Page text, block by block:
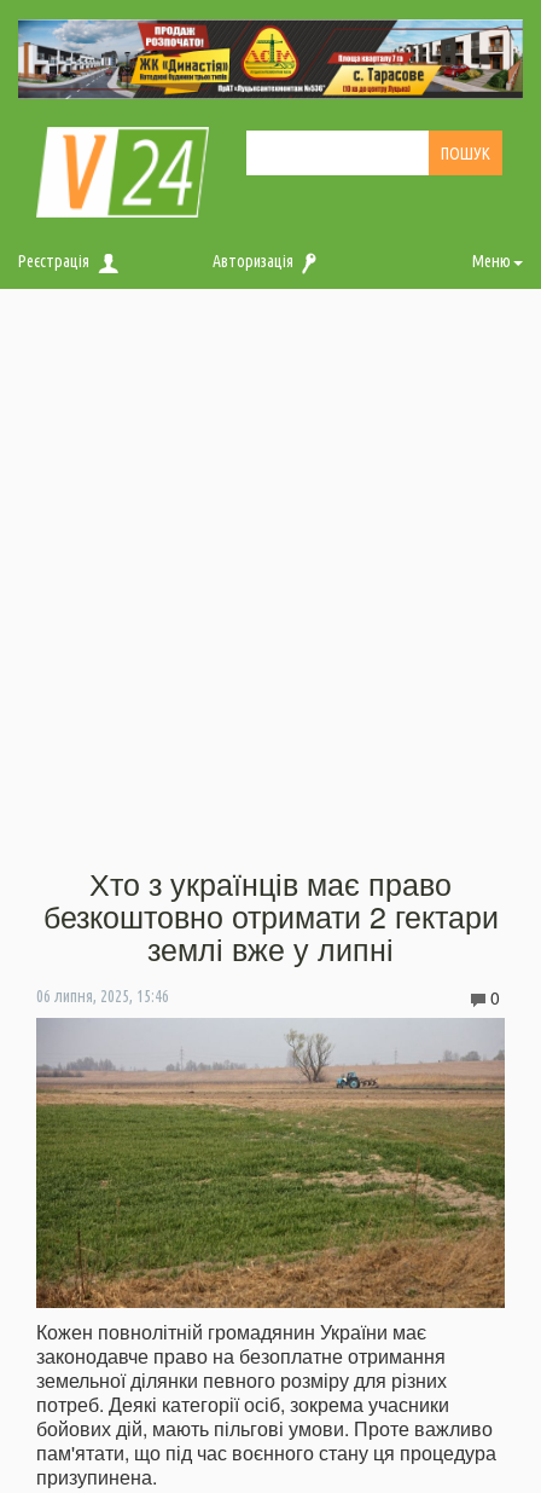
Реєстрація Авторизація Меню
Хто з українців має право
безкоштовно отримати 2 гектари
землі вже у липні
06 липня, 2025, 15:46 0
Кожен повнолітній громадянин України має
законодавче право на безоплатне отримання
земельної ділянки певного розміру для різних
потреб. Деякі категорії осіб, зокрема учасники
бойових дій, мають пільгові умови. Проте важливо
пам'ятати, що під час воєнного стану ця процедура
призупинена.